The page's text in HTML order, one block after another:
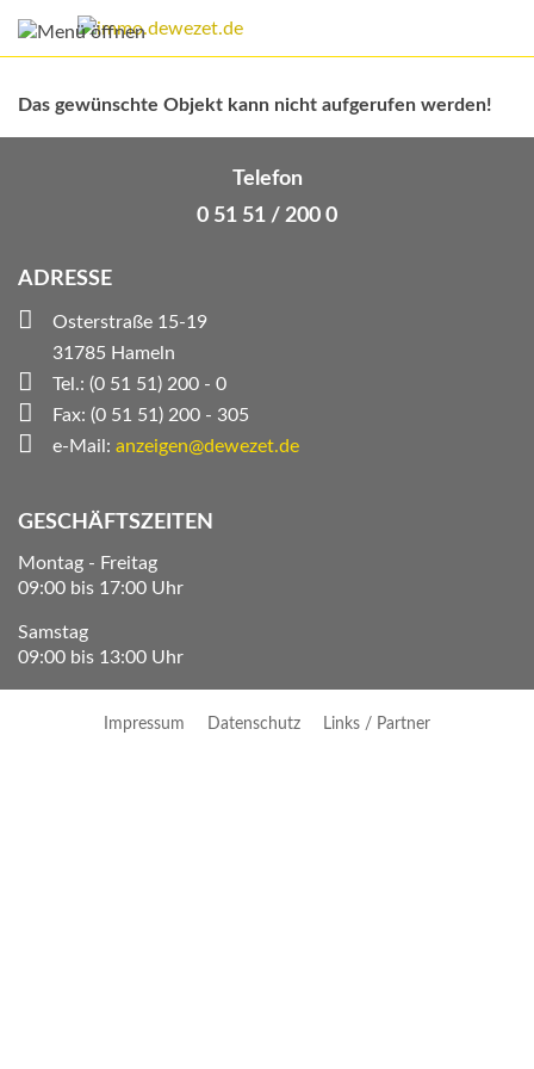
Das gewünschte Objekt kann nicht aufgerufen werden!
Telefon
0 51 51 / 200 0
ADRESSE
Osterstraße 15-19
31785 Hameln
Tel.: (0 51 51) 200 - 0
Fax: (0 51 51) 200 - 305
e-Mail: anzeigen@dewezet.de
GESCHÄFTSZEITEN
Montag - Freitag
09:00 bis 17:00 Uhr
Samstag
09:00 bis 13:00 Uhr
Impressum Datenschutz Links / Partner